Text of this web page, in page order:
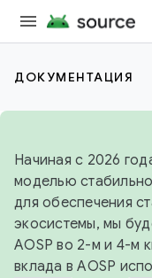
ДОКУМЕНТАЦИЯ
Начиная с 2026
моделью
для обеспечения
экосистемы, мы
AOSP во 2-м и 4-м
вклада в AOSP